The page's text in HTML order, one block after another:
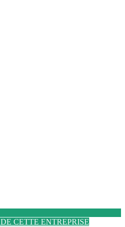
CETTE ENTREPRISE